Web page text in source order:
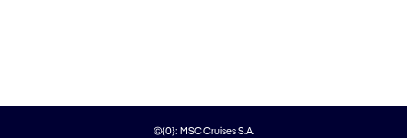
©{0}: MSC Cruises S.A.